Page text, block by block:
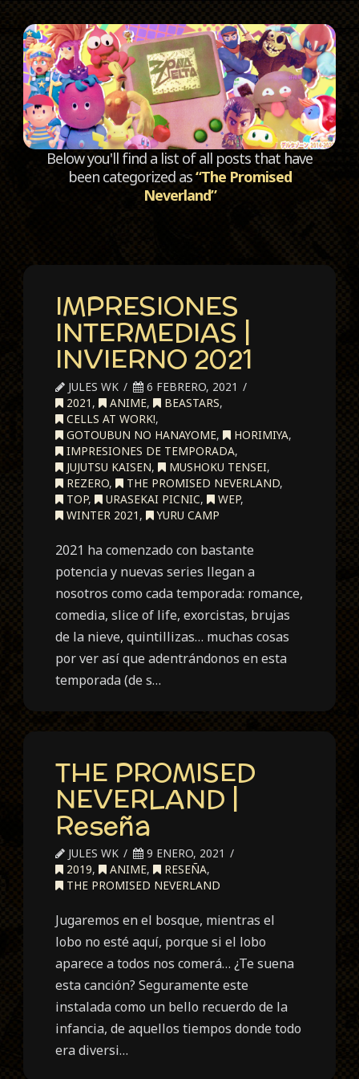
Below you'll find a list of all posts that have
been categorized as“The Promised
Neverland”
IMPRESIONES
INTERMEDIAS |
INVIERNO 2021
JULES WK
6 FEBRERO, 2021
2021 , ANIME, BEASTARS,
CELLS AT WORK!,
GOTOUBUN NO HANAYOME, HORIMIYA,
IMPRESIONES DE TEMPORADA,
JUJUTSU KAISEN, MUSHOKU TENSEI,
REZERO, THE PROMISED NEVERLAND,
TOP, URASEKAI PICNIC, WEP,
WINTER 2021 , YURU CAMP
2021 ha comenzado con bastante
potencia y nuevas series llegan a
nosotros como cada temporada: romance,
comedia, slice of life, exorcistas, brujas
de la nieve, quintillizas… muchas cosas
por ver así que adentrándonos en esta
temporada (de s…
THE PROMISED
NEVERLAND |
Reseña
JULES WK
9 ENERO, 2021
2019, ANIME, RESEÑA,
THE PROMISED NEVERLAND
Jugaremos en el bosque, mientras el
lobo no esté aquí, porque si el lobo
aparece a todos nos comerá… ¿Te suena
esta canción? Seguramente este
instalada como un bello recuerdo de la
infancia, de aquellos tiempos donde todo
era diversi…